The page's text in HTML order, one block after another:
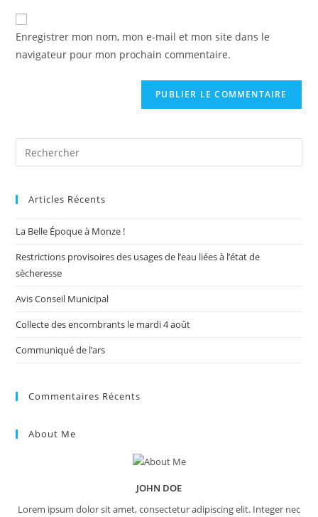
comment
de
votre
(facultatif)
Enregistrer mon nom, mon e-mail et mon site dans le
navigateur pour mon prochain commentaire.
Articles Récents
La Belle Époque à Monze !
Restrictions provisoires des usages de l’eau liées à l’état de
sècheresse
Avis Conseil Municipal
Collecte des encombrants le mardi 4 août
Communiqué de l’ars
Commentaires Récents
About Me
JOHN DOE
Lorem ipsum dolor sit amet, consectetur adipiscing elit. Integer nec